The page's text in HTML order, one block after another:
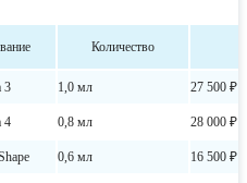
Количество
3 1,0 мл 27 500 ₽
4 0,8 мл 28 000 ₽
0,6 мл 16 500 ₽